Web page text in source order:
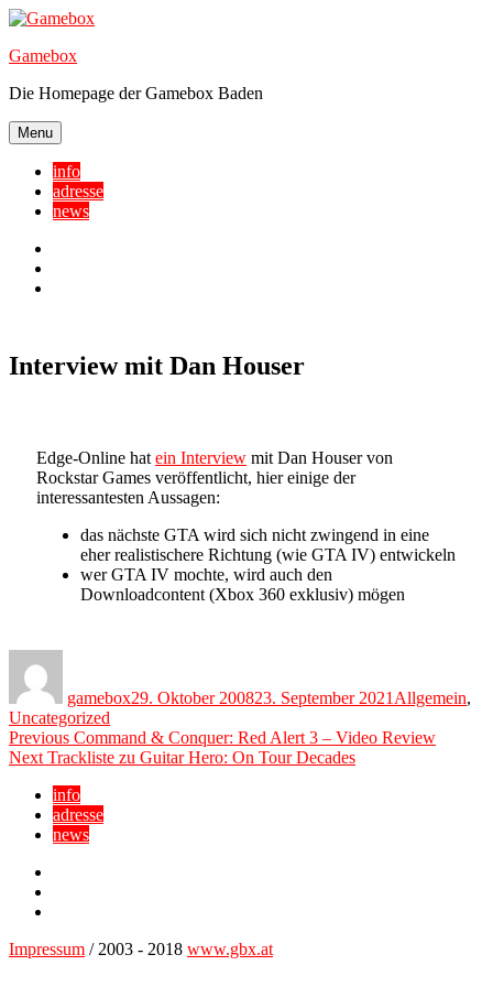
Skip
content
Gamebox
Die Homepage der Gamebox Baden
Menu
info
adresse
news
Interview mit Dan Houser
Edge-Online hat ein Interview mit Dan Houser von
Rockstar Games veröffentlicht, hier einige der
interessantesten Aussagen:
das nächste GTA wird sich nicht zwingend in eine
eher realistischere Richtung (wie GTA IV) entwickeln
wer GTA IV mochte, wird auch den
Downloadcontent (Xbox 360 exklusiv) mögen
gamebox29. Oktober 200823. September 2021 Allgemein,
Uncategorized
Beitragsnavigation
Previous Previous
post:
Command & Conquer: Red Alert 3 – Video Review
Next Next
Trackliste zu Guitar Hero: On Tour Decades
info
adresse
news
Impressum / 2003 - 2018 www.gbx.at